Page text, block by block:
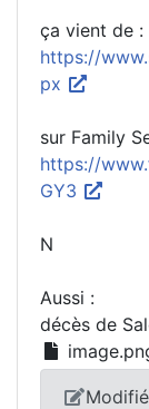
ça vient de :
https://
px
sur Family
https://
GY3
N
Aussi :
décès de